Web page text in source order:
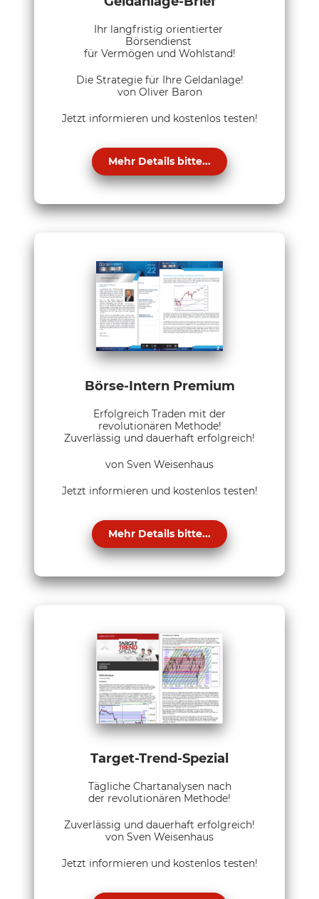
Ihr langfristig orientierter
Börsendienst
für Vermögen und Wohlstand!
Die Strategie für Ihre Geldanlage!
von Oliver Baron
Jetzt informieren und kostenlos testen!
Mehr Details bitte...
Börse-Intern Premium
Erfolgreich Traden mit der
revolutionären Methode!
Zuverlässig und dauerhaft erfolgreich!
von Sven Weisenhaus
Jetzt informieren und kostenlos testen!
Mehr Details bitte...
Target-Trend-Spezial
Tägliche Chartanalysen nach
der revolutionären Methode!
Zuverlässig und dauerhaft erfolgreich!
von Sven Weisenhaus
Jetzt informieren und kostenlos testen!